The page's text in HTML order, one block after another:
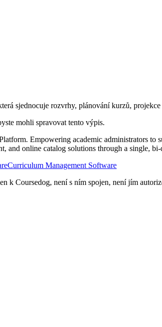
sjednocuje rozvrhy, plánování kurzů,
mohli spravovat tento výpis.
Empowering academic administrators
and online catalog solutions through a single,
Curriculum Management Software
k Coursedog, není s ním spojen, není jím